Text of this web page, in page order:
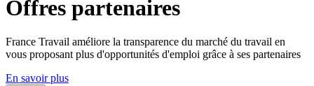
Offres partenaires
France Travail améliore la transparence du marché du travail en
vous proposant plus d'opportunités d'emploi grâce à ses partenaires
En savoir plus